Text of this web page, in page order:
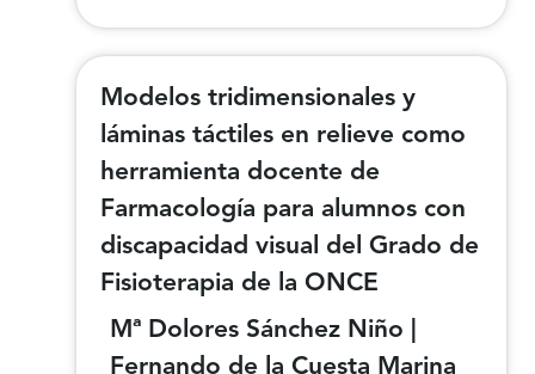
Modelos tridimensionales y
láminas táctiles en relieve como
herramienta docente de
Farmacología para alumnos con
discapacidad visual del Grado de
Fisioterapia de la ONCE
Mª Dolores Sánchez Niño |
Fernando de la Cuesta Marina